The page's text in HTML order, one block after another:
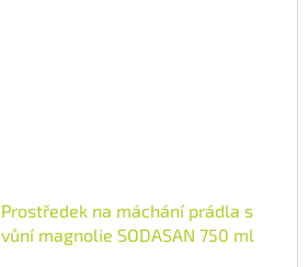
Prostředek na máchání prádla s
vůní magnolie SODASAN 750 ml